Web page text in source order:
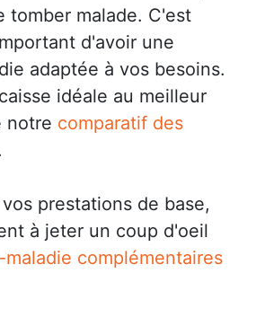
tomber malade. C'est
d'avoir une
adaptée à vos besoins.
idéale au meilleur
notre comparatif des
prestations de base,
à jeter un coup d'oeil
maladie complémentaires